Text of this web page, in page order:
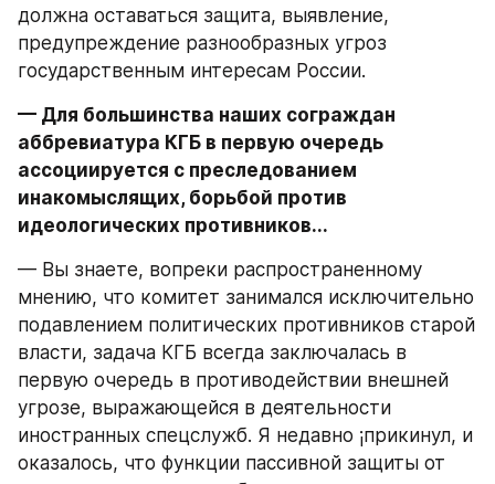
должна оставаться защита, выявление,
предупреждение разнообразных угроз
государственным интересам России.
— Для большинства наших сограждан
аббревиатура КГБ в первую очередь
ассоциируется с преследованием
инакомыслящих, борьбой против
идеологических противников...
— Вы знаете, вопреки распространенному
мнению, что комитет занимался исключительно
подавлением политических противников старой
власти, задача КГБ всегда заключалась в
первую очередь в противодействии внешней
угрозе, выражающейся в деятельности
иностранных спецслужб. Я недавно ¡прикинул, и
оказалось, что функции пассивной защиты от